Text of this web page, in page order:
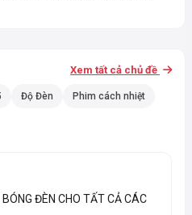
Xem tất cả chủ đề
Độ Đèn Phim cách nhiệt
ĐÈN CHO TẤT CẢ CÁC